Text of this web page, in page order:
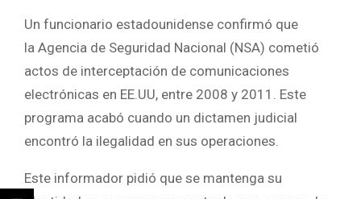
Un funcionario estadounidense confirmó que
la Agencia de Seguridad Nacional (NSA) cometió
actos de interceptación de comunicaciones
electrónicas en EE.UU, entre 2008 y 2011. Este
programa acabó cuando un dictamen judicial
encontró la ilegalidad en sus operaciones.
Este informador pidió que se mantenga su